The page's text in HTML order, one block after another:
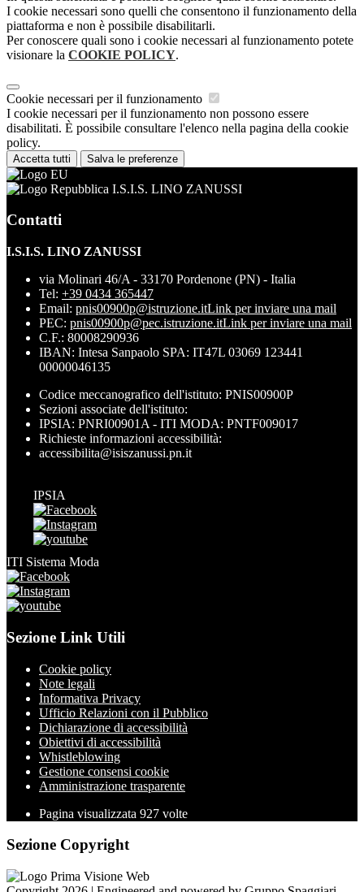
I cookie necessari sono quelli che consentono il funzionamento della
piattaforma e non è possibile disabilitarli.
Per conoscere quali sono i cookie necessari al funzionamento potete
visionare la COOKIE POLICY.
Cookie necessari per il funzionamento
I cookie necessari per il funzionamento non possono essere
disabilitati. È possibile consultare l'elenco nella pagina della cookie
policy.
Accetta tutti Salva le preferenze
I.S.I.S. LINO ZANUSSI
Contatti
I.S.I.S. LINO ZANUSSI
via Molinari 46/A - 33170 Pordenone (PN) - Italia
Tel: +39 0434 365447
Email: pnis00900p@istruzione.itLink per inviare una mail
PEC: pnis00900p@pec.istruzione.itLink per inviare una mail
C.F.: 80008290936
IBAN: Intesa Sanpaolo SPA: IT47L 03069 123441
00000046135
Codice meccanografico dell'istituto: PNIS00900P
Sezioni associate dell'istituto:
IPSIA: PNRI00901A - ITI MODA: PNTF009017
Richieste informazioni accessibilità:
accessibilita@isiszanussi.pn.it
IPSIA
ITI Sistema Moda
Sezione Link Utili
Cookie policy
Note legali
Informativa Privacy
Ufficio Relazioni con il Pubblico
Dichiarazione di accessibilità
Obiettivi di accessibilità
Whistleblowing
Gestione consensi cookie
Amministrazione trasparente
Pagina visualizzata 927 volte
Sezione Copyright